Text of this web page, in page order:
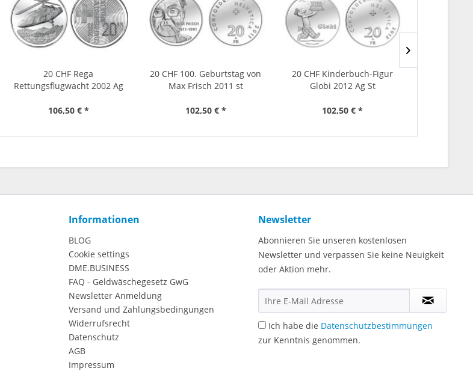
20 CHF Rega
Rettungsflugwacht 2002 Ag
106,50 € *
20 CHF 100. Geburtstag von
Max Frisch 2011 st
102,50 € *
20 CHF Kinderbuch-Figur
Globi 2012 Ag St
102,50 € *
Informationen
BLOG
Cookie settings
DME.BUSINESS
FAQ - Geldwäschegesetz GwG
Newsletter Anmeldung
Versand und Zahlungsbedingungen
Widerrufsrecht
Datenschutz
AGB
Impressum
Newsletter
Abonnieren Sie unseren kostenlosen
Newsletter und verpassen Sie keine Neuigkeit
oder Aktion mehr.
Ich habe die Datenschutzbestimmungen
zur Kenntnis genommen.